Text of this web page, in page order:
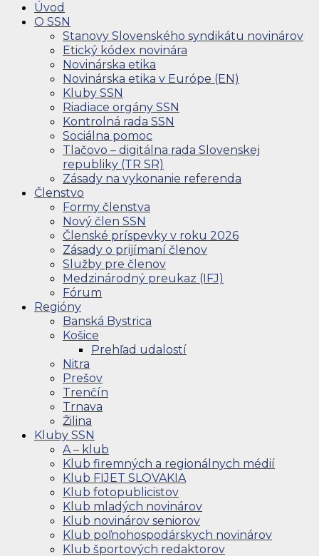
Úvod
O SSN
Stanovy Slovenského syndikátu novinárov
Etický kódex novinára
Novinárska etika
Novinárska etika v Európe (EN)
Kluby SSN
Riadiace orgány SSN
Kontrolná rada SSN
Sociálna pomoc
Tlačovo – digitálna rada Slovenskej
republiky (TR SR)
Zásady na vykonanie referenda
Členstvo
Formy členstva
Nový člen SSN
Členské príspevky v roku 2026
Zásady o prijímaní členov
Služby pre členov
Medzinárodný preukaz (IFJ)
Fórum
Regióny
Banská Bystrica
Košice
Prehľad udalostí
Nitra
Prešov
Trenčín
Trnava
Žilina
Kluby SSN
A – klub
Klub firemných a regionálnych médií
Klub FIJET SLOVAKIA
Klub fotopublicistov
Klub mladých novinárov
Klub novinárov seniorov
Klub poľnohospodárskych novinárov
Klub športových redaktorov